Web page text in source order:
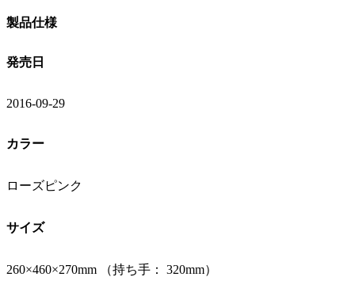
製品仕様
発売日
2016-09-29
カラー
ローズピンク
サイズ
260×460×270mm （持ち手： 320mm）